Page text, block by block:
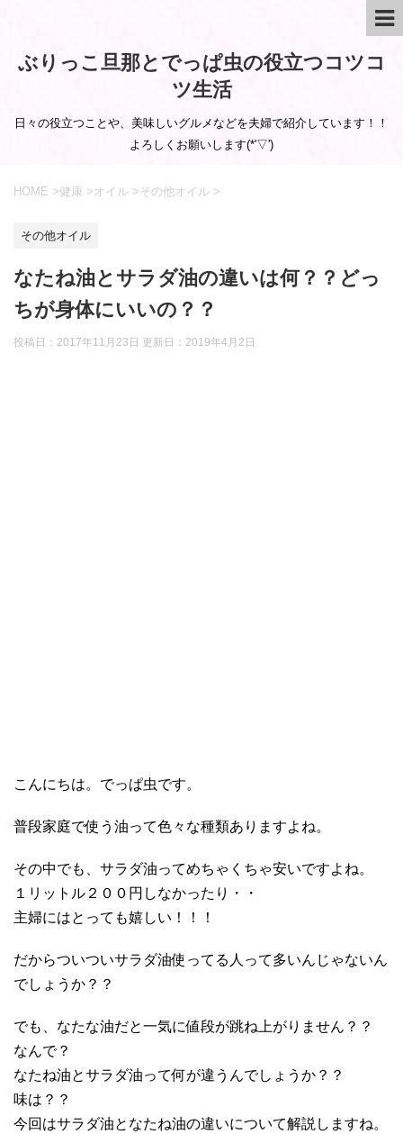
ぶりっこ旦那とでっぱ虫の役立つコツコ
ツ生活
日々の役立つことや、美味しいグルメなどを夫婦で紹介しています！！
よろしくお願いします(*'▽')
HOME >健康 >オイル >その他オイル >
その他オイル
なたね油とサラダ油の違いは何？？どっ
ちが身体にいいの？？
投稿日：2017年11月23日 更新日： 2019年4月2日
こんにちは。でっぱ虫です。
普段家庭で使う油って色々な種類ありますよね。
その中でも、サラダ油ってめちゃくちゃ安いですよね。
１リットル２００円しなかったり・・
主婦にはとっても嬉しい！！！
だからついついサラダ油使ってる人って多いんじゃないん
でしょうか？？
でも、なたな油だと一気に値段が跳ね上がりません？？
なんで？
なたね油とサラダ油って何が違うんでしょうか？？
味は？？
今回はサラダ油となたね油の違いについて解説しますね。